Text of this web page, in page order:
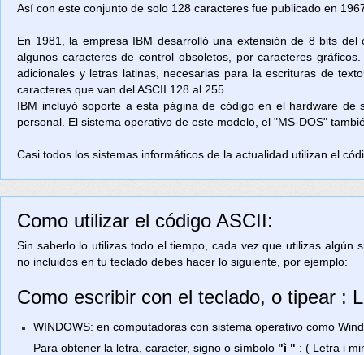
Así con este conjunto de solo 128 caracteres fue publicado en
En 1981, la empresa IBM desarrolló una extensión de 8 bits
algunos caracteres de control obsoletos, por caracteres
adicionales y letras latinas, necesarias para la escrituras de
caracteres que van del ASCII 128 al 255.
IBM incluyó soporte a esta página de código en el hardware
personal. El sistema operativo de este modelo, el "MS-DOS"
Casi todos los sistemas informáticos de la actualidad utilizan el
Como utilizar el código ASCII:
Sin saberlo lo utilizas todo el tiempo, cada vez que utilizas
no incluidos en tu teclado debes hacer lo siguiente, por ejemplo:
Como escribir con el teclado, o tipear :
WINDOWS: en computadoras con sistema operativo como
Para obtener la letra, caracter, signo o símbolo "ì " : ( Letra i